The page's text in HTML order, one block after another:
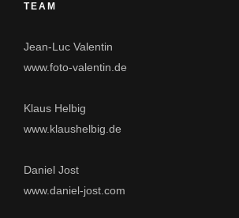
TEAM
Jean-Luc Valentin
www.foto-valentin.de
Klaus Helbig
www.klaushelbig.de
Daniel Jost
www.daniel-jost.com